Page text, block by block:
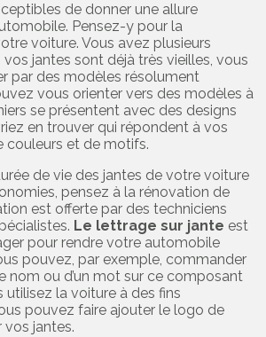
de donner une allure
Pensez-y pour la
voiture. Vous avez plusieurs
vos jantes sont déjà très vieilles, vous
par des modèles résolument
vous orienter vers des modèles à
se présentent avec des designs
en trouver qui répondent à vos
couleurs et de motifs.
de vie des jantes de votre voiture
pensez à la rénovation de
est offerte par des techniciens
Le lettrage sur jante est
pour rendre votre automobile
pouvez, par exemple, commander
nom ou d’un mot sur ce composant
utilisez la voiture à des fins
pouvez faire ajouter le logo de
vos jantes.